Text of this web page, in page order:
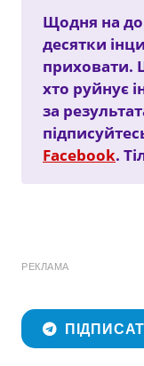
Щодня на
десятки
приховати.
хто руйнує
за
Facebook.
РЕКЛАМА